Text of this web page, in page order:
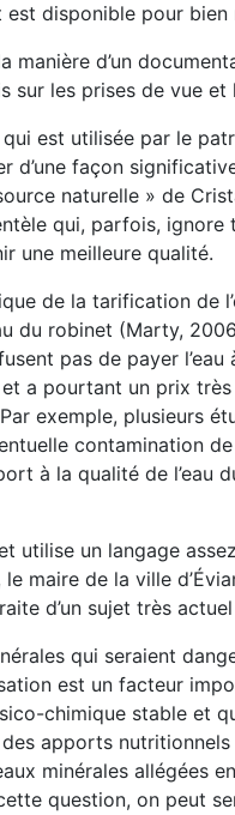
disponible pour bien
manière d’un
les prises de vue
est utilisée par le
d’une façon
naturelle » de
qui, parfois,
une meilleure qualité.
de la tarification de
du robinet (Marty,
pas de payer
a pourtant un prix
exemple, plusieurs
contamination
à la qualité de l’eau
utilise un langage
maire de la ville
d’un sujet très
qui seraient
est un facteur
chimique stable et
apports
minérales
question, on peut